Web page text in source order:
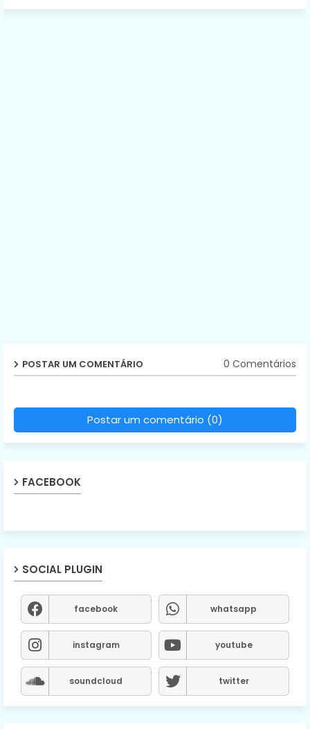
POSTAR UM COMENTÁRIO 0 Comentários
Postar um comentário (0)
FACEBOOK
SOCIAL PLUGIN
facebook whatsapp
instagram youtube
soundcloud twitter